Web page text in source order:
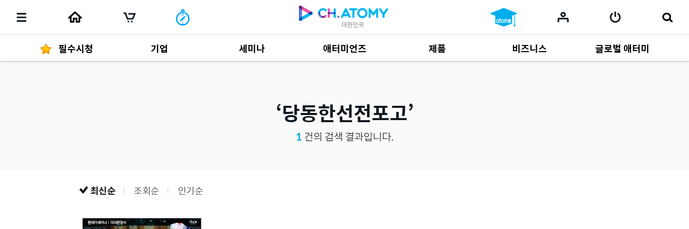
대한민국
필수시청 기업 세미나 애터미언즈 제품
제품 자료684
비즈니스
사업 자료165
글로벌 애터미
당동한선전포고
1건의 검색 결과입니다.
최신순 조회순 인기순